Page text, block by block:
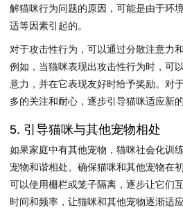
解猫咪行为问题的原因，可能是由于环
适等因素引起的。
对于攻击性行为，可以通过分散注意力
例如，当猫咪表现出攻击性行为时，可
意力，并在它表现友好时给予奖励。对
多的关注和耐心，逐步引导猫咪适应新
5. 引导猫咪与其他宠物相处
如果家庭中有其他宠物，猫咪社会化训
宠物和谐相处。确保猫咪和其他宠物在
可以使用栅栏或笼子隔离，逐步让它们
时间和频率，让猫咪和其他宠物逐渐适